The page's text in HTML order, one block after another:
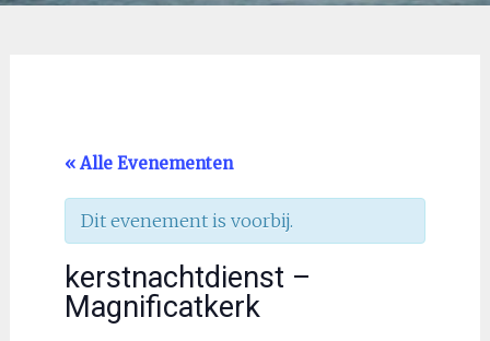
« Alle Evenementen
Dit evenement is voorbij.
kerstnachtdienst –
Magnificatkerk